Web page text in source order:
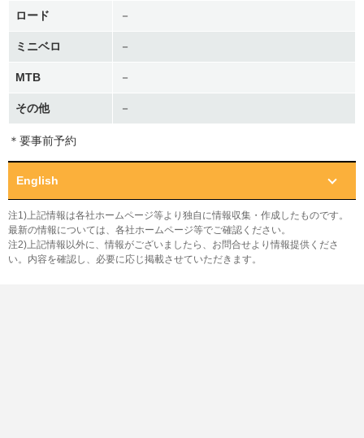
ロード －
ミニベロ －
MTB －
その他 －
＊要事前予約
English
注1)上記情報は各社ホームページ等より独自に情報収集・作成したものです。
最新の情報については、各社ホームページ等でご確認ください。
注2)上記情報以外に、情報がございましたら、お問合せより情報提供くださ
い。内容を確認し、必要に応じ掲載させていただきます。